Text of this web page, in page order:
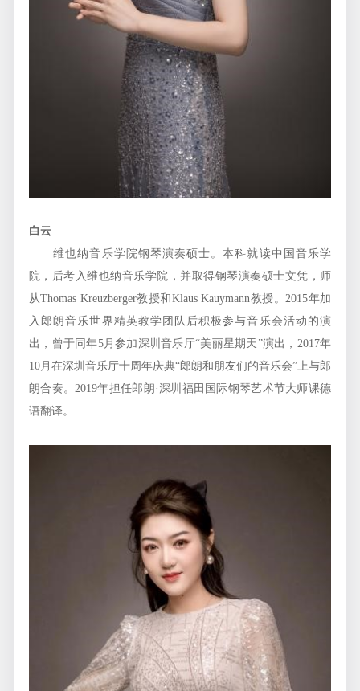
白云
维也纳音乐学院钢琴演奏硕士。本科就读中国音乐学
院，后考入维也纳音乐学院，并取得钢琴演奏硕士文凭，师
从Thomas Kreuzberger教授和Klaus Kauymann教授。2015年加
入郎朗音乐世界精英教学团队后积极参与音乐会活动的演
出，曾于同年5月参加深圳音乐厅“美丽星期天”演出，2017年
10月在深圳音乐厅十周年庆典“郎朗和朋友们的音乐会”上与郎
朗合奏。2019年担任郎朗·深圳福田国际钢琴艺术节大师课德
语翻译。